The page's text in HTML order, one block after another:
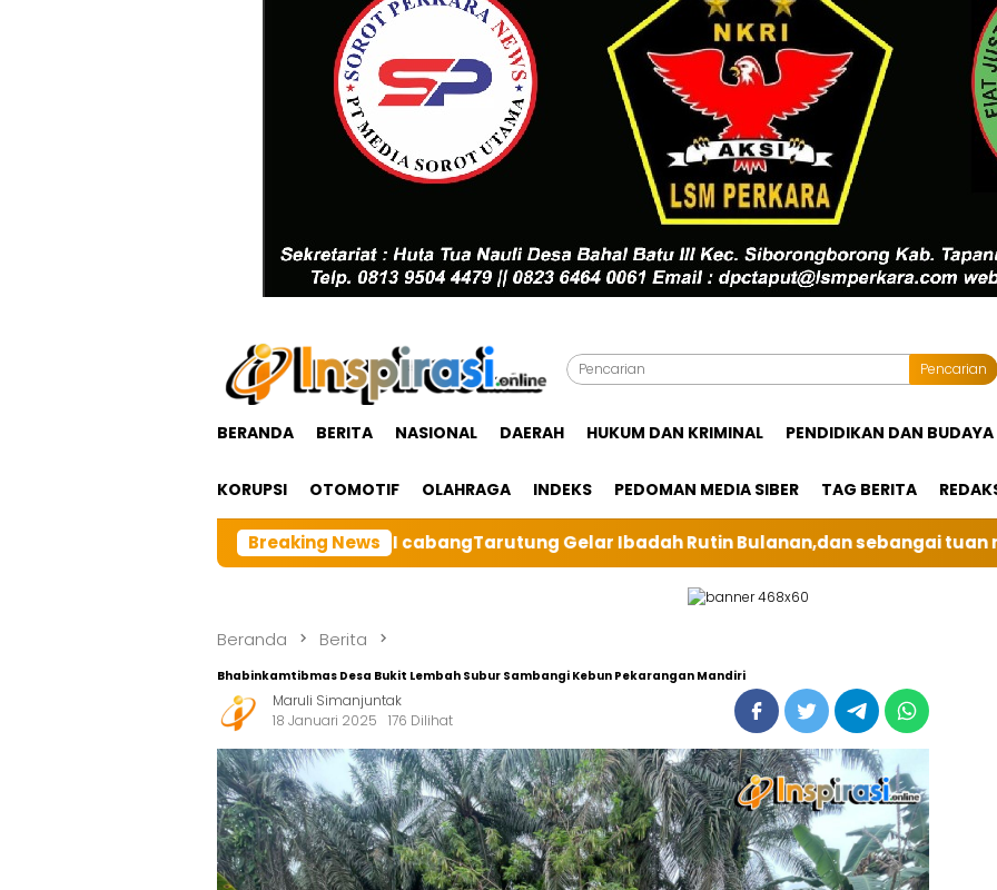
Pencarian
BERANDA BERITA NASIONAL DAERAH HUKUM DAN KRIMINAL PENDIDIKAN DAN BUDAYA
KORUPSI OTOMOTIF OLAHRAGA INDEKS PEDOMAN MEDIA SIBER TAG BERITA
Breaking News
Besar BRI cabangTarutung Gelar Ibadah Rutin Bulanan,dan sebangai tuan rumah kali ini BRI Unit Silindung
Beranda Berita
Bhabinkamtibmas Desa Bukit Lembah Subur Sambangi Kebun Pekarangan Mandiri
Maruli Simanjuntak
18 Januari 2025
176 Dilihat